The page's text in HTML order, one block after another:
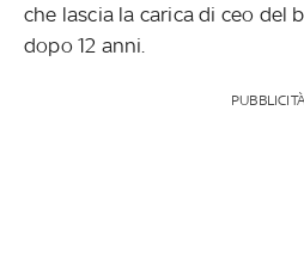
che lascia la carica di ceo del
dopo 12 anni.
PUBBLICITÀ